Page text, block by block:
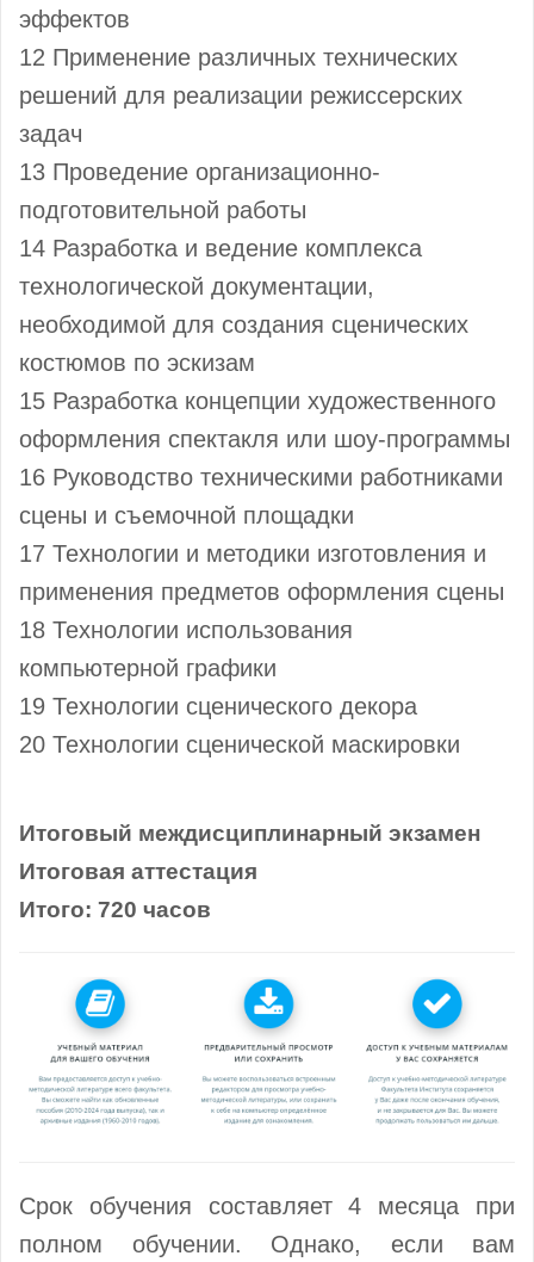
эффектов
12 Применение различных технических
решений для реализации режиссерских
задач
13 Проведение организационно-
подготовительной работы
14 Разработка и ведение комплекса
технологической документации,
необходимой для создания сценических
костюмов по эскизам
15 Разработка концепции художественного
оформления спектакля или шоу-программы
16 Руководство техническими работниками
сцены и съемочной площадки
17 Технологии и методики изготовления и
применения предметов оформления сцены
18 Технологии использования
компьютерной графики
19 Технологии сценического декора
20 Технологии сценической маскировки
Итоговый междисциплинарный экзамен
Итоговая аттестация
Итого: 720 часов
Срок обучения составляет 4 месяца при
полном обучении. Однако, если вам